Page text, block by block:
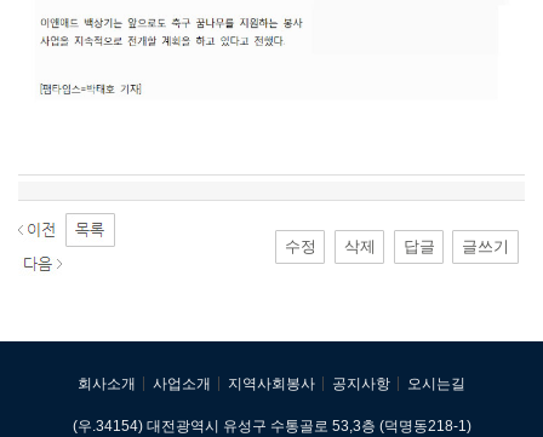
수정 삭제 답글 글쓰기
회사소개 사업소개 지역사회봉사 공지사항 오시는길
(우.34154) 대전광역시 유성구 수통골로 53,3층 (덕명동218-1)